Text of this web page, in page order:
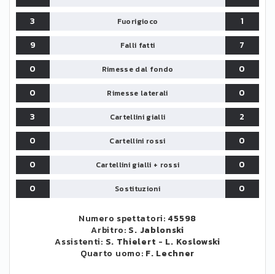
3
Fuorigioco
1
9
Falli fatti
7
0
Rimesse dal fondo
0
0
Rimesse laterali
0
3
Cartellini gialli
2
0
Cartellini rossi
0
0
Cartellini gialli + rossi
0
0
Sostituzioni 0
Numero spettatori: 45598
Arbitro: S. Jablonski
Assistenti: S. Thielert - L. Koslowski
Quarto uomo: F. Lechner